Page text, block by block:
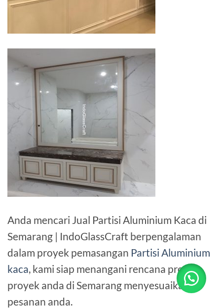
Anda mencari Jual Partisi Aluminium Kaca di
Semarang | IndoGlassCraft berpengalaman
dalam proyek pemasangan Partisi Aluminium
kaca, kami siap menangani rencana proyek-
proyek anda di Semarang menyesuaikan
pesanan anda.